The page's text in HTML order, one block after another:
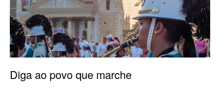
Diga ao povo que marche